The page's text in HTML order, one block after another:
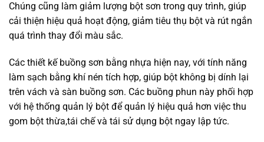
Chúng cũng làm giảm lượng bột sơn trong quy trình, giúp
cải thiện hiệu quả hoạt động, giảm tiêu thụ bột và rút ngắn
quá trình thay đổi màu sắc.
Các thiết kế buồng sơn bằng nhựa hiện nay, với tính năng
làm sạch bằng khí nén tích hợp, giúp bột không bị dính lại
trên vách và sàn buồng sơn. Các buồng phun này phối hợp
với hệ thống quản lý bột để quản lý hiệu quả hơn việc thu
gom bột thừa,tái chế và tái sử dụng bột ngay lập tức.